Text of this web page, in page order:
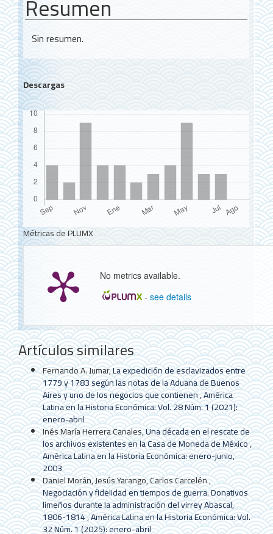
Resumen
Sin resumen.
Descargas
Métricas de PLUMX
No metrics available.
-see details
Detalles
del
artículo
Artículos similares
Fernando A. Jumar,La expedición de esclavizados entre
1779 y 1783 según las notas de la Aduana de Buenos
Aires y uno de los negocios que contienen,América
Latina en la Historia Económica: Vol. 28 Núm. 1 (2021):
enero-abril
Inés María Herrera Canales,Una década en el rescate de
los archivos existentes en la Casa de Moneda de México,
América Latina en la Historia Económica: enero-junio,
2003
Daniel Morán, Jesús Yarango, Carlos Carcelén ,
Negociación y fidelidad en tiempos de guerra. Donativos
limeños durante la administración del virrey Abascal,
1806-1814,América Latina en la Historia Económica: Vol.
32 Núm. 1 (2025): enero-abril